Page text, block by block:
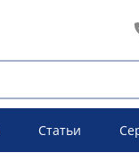
Статьи